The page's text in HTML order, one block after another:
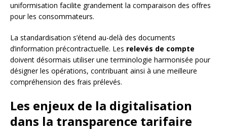
uniformisation facilite grandement la comparaison des offres
pour les consommateurs.
La standardisation s’étend au-delà des documents
d’information précontractuelle. Les relevés de compte
doivent désormais utiliser une terminologie harmonisée pour
désigner les opérations, contribuant ainsi à une meilleure
compréhension des frais prélevés.
Les enjeux de la digitalisation
dans la transparence tarifaire